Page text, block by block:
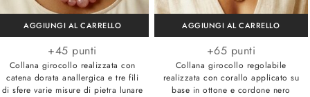
AGGIUNGI AL CARRELLO
+45 punti
Collana girocollo realizzata con
catena dorata anallergica e tre fili
di sfere varie misure di pietra lunare
AGGIUNGI AL CARRELLO
+65 punti
Collana girocollo regolabile
realizzata con corallo applicato su
base in ottone e cordone nero